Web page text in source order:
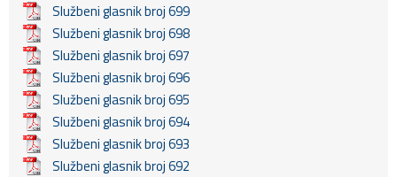
Službeni glasnik broj 699
Službeni glasnik broj 698
Službeni glasnik broj 697
Službeni glasnik broj 696
Službeni glasnik broj 695
Službeni glasnik broj 694
Službeni glasnik broj 693
Službeni glasnik broj 692